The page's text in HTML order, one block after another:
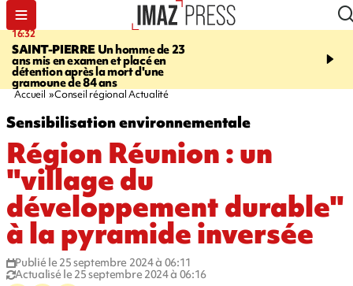
16:32
SAINT-PIERREUn homme de 23
ans mis en examen et placé en
détention après la mort d'une
gramoune de 84 ans
21:08
et Turquie scellent un
Accueil Conseil régional Actualité
Sensibilisation environnementale
Région Réunion : un
"village du
développement durable"
à la pyramide inversée
Publié le 25 septembre 2024 à 06:11
Actualisé le 25 septembre 2024 à 06:16